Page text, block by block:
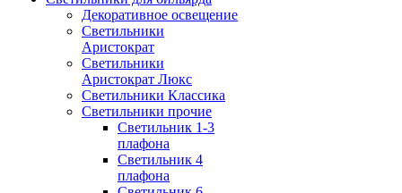
Декоративное освещение
Светильники
Аристократ
Светильники
Аристократ Люкс
Светильники Классика
Светильники прочие
Светильник 1-3
плафона
Светильник 4
плафона